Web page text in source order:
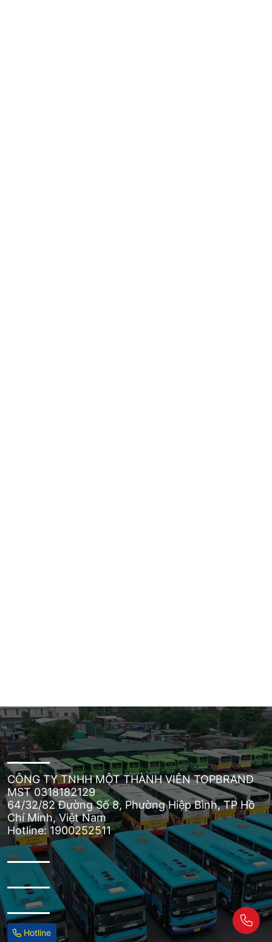
CÔNG TY TNHH MỘT THÀNH VIÊN TOPBRAND
MST 0318182129
64/32/82 Đường Số 8, Phường Hiệp Bình, TP Hồ
Chí Minh, Việt Nam
Hotline: 1900252511
Hotline